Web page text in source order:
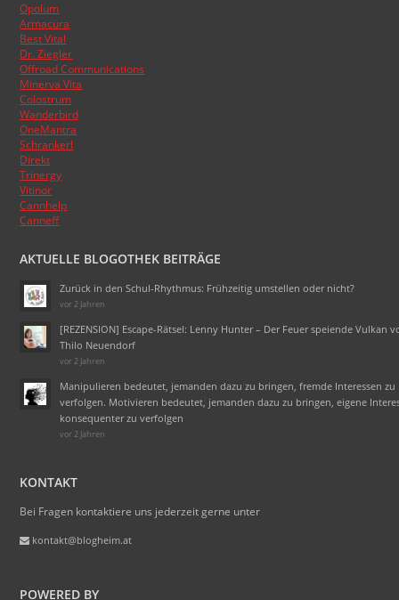
:)
Das Topblogranking wurde im Laufe der Zeit schon
mehrmals umgestellt, basiert aber nun endlich auf den
Besucherzahlen der Blogs.
Opolum
Armacura
Best Vital
Dr. Ziegler
Offroad Communications
Minerva Vita
Colostrum
Wanderbird
OneMantra
Schrankerl
Direkt
Trinergy
Vitinor
Cannhelp
Canneff
AKTUELLE BLOGOTHEK BEITRÄGE
Zurück in den Schul-Rhythmus: Frühzeitig umstellen oder nicht?
vor 2 Jahren
[REZENSION] Escape-Rätsel: Lenny Hunter – Der Feuer speiende Vulkan
Thilo Neuendorf
vor 2 Jahren
Manipulieren bedeutet, jemanden dazu zu bringen, fremde Interessen zu
verfolgen. Motivieren bedeutet, jemanden dazu zu bringen, eigene
konsequenter zu verfolgen
vor 2 Jahren
KONTAKT
Bei Fragen kontaktiere uns jederzeit gerne unter
kontakt@blogheim.at
POWERED BY